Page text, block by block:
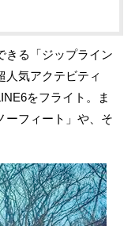
る「ジップライン
人気アクテビティ
をフライト。ま
ーフィート」や、そ